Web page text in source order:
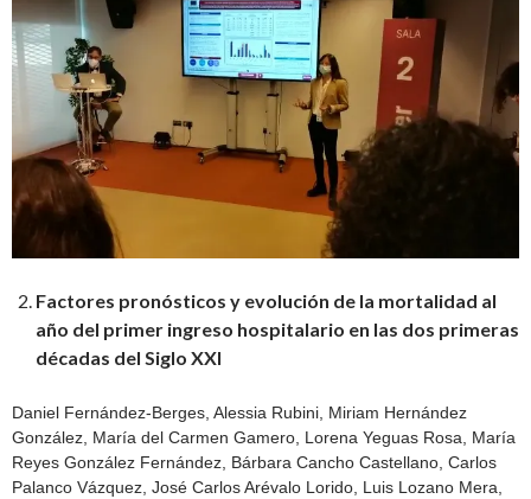
Factores pronósticos y evolución de la mortalidad al
año del primer ingreso hospitalario en las dos primeras
décadas del Siglo XXI
Daniel Fernández-Berges, Alessia Rubini, Miriam Hernández
González, María del Carmen Gamero, Lorena Yeguas Rosa, María
Reyes González Fernández, Bárbara Cancho Castellano, Carlos
Palanco Vázquez, José Carlos Arévalo Lorido, Luis Lozano Mera,